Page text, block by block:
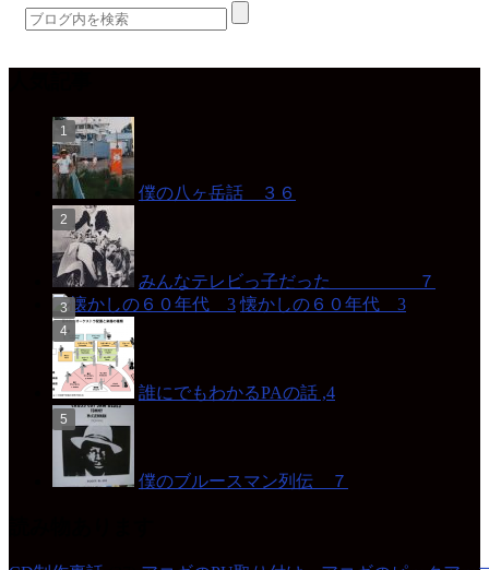
僕の八ヶ岳話 ３６
みんなテレビっ子だった ７
懐かしの６０年代 3
誰にでもわかるPAの話 ,4
僕のブルースマン列伝 ７